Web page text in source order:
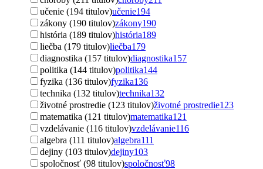
učenie (194 titulov)učenie194
zákony (190 titulov)zákony190
história (189 titulov)história189
liečba (179 titulov)liečba179
diagnostika (157 titulov)diagnostika157
politika (144 titulov)politika144
fyzika (136 titulov)fyzika136
technika (132 titulov)technika132
životné prostredie (123 titulov)životné prostredie123
matematika (121 titulov)matematika121
vzdelávanie (116 titulov)vzdelávanie116
algebra (111 titulov)algebra111
dejiny (103 titulov)dejiny103
spoločnosť (98 titulov)spoločnosť98